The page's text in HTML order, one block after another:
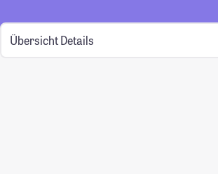
Übersicht Details